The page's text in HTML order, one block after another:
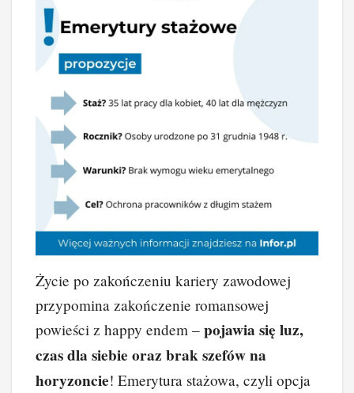
Życie po zakończeniu kariery zawodowej
przypomina zakończenie romansowej
powieści z happy endem – pojawia się luz,
czas dla siebie oraz brak szefów na
horyzoncie! Emerytura stażowa, czyli opcja